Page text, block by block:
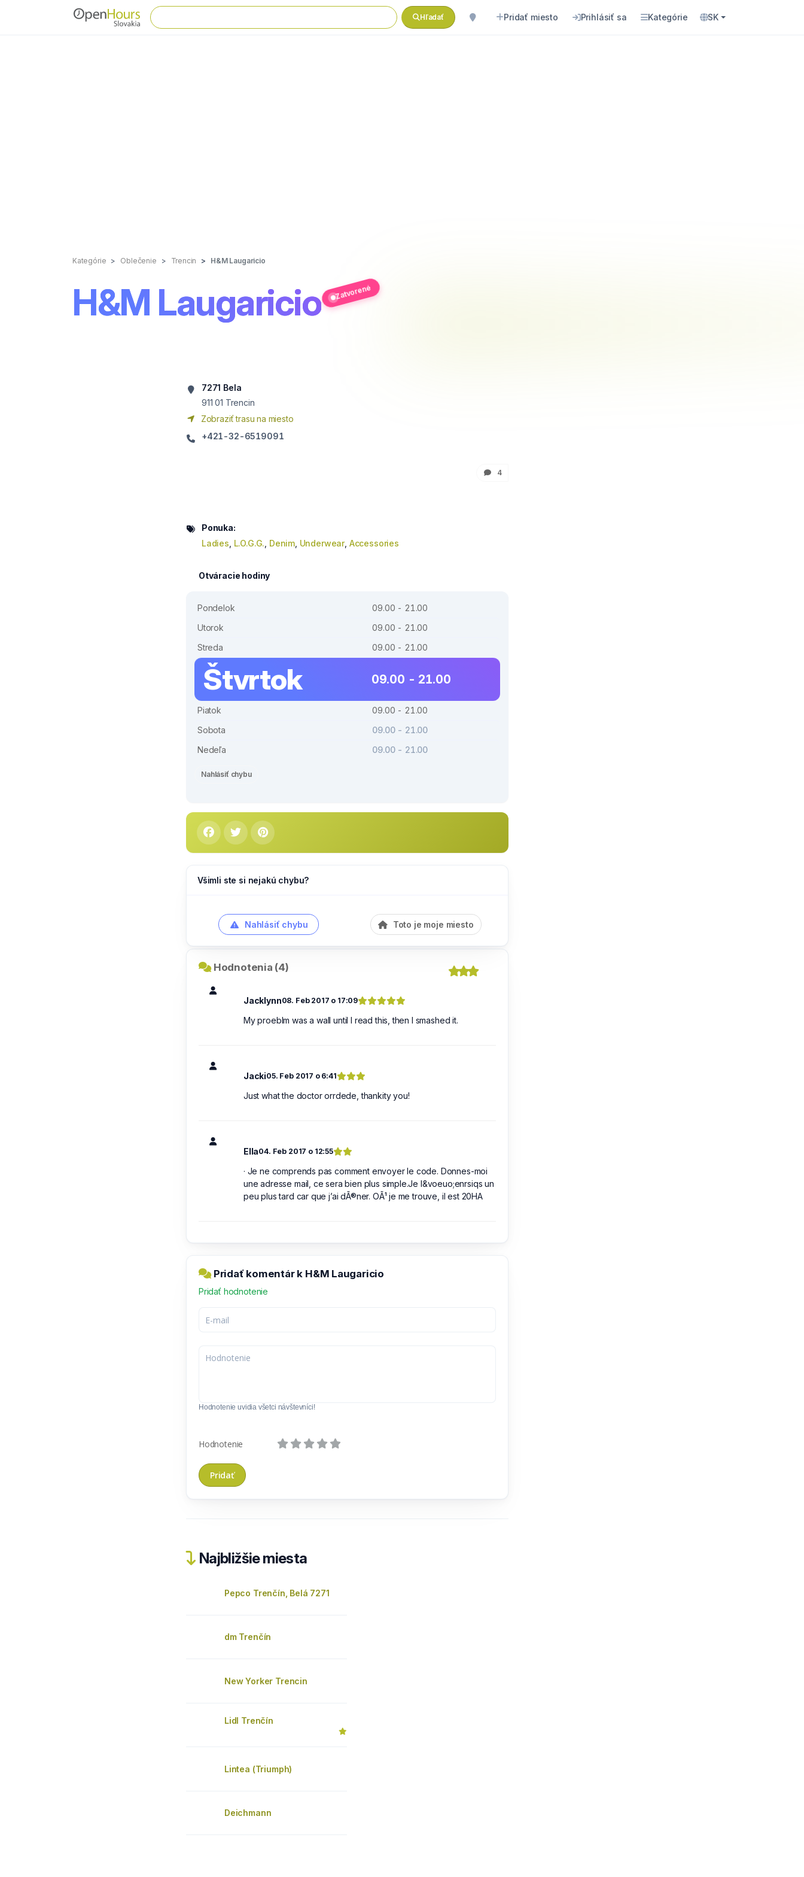
Hľadať Pridať miesto Prihlásiť sa Kategórie SK
Kategórie Oblečenie Trencin H&M Laugaricio
H&M Laugaricio Zatvorené
7271 Bela
911 01 Trencin
Zobraziť trasu na miesto
+421-32-6519091
4
Ponuka:
Ladies L.O.G.G. Denim Underwear, Accessories
Otváracie hodiny
Pondelok
09.00 - 21.00
Utorok
09.00 - 21.00
Streda
09.00 - 21.00
Štvrtok 09.00 - 21.00
Piatok
09.00 - 21.00
Sobota
09.00 - 21.00
Nedeľa
09.00 - 21.00
Nahlásiť chybu
Všimli ste si nejakú chybu?
Nahlásiť chybu Toto je moje miesto
Hodnotenia (4)
Jacklynn08. Feb 2017 o 17:09
My proeblm was a wall until I read this, then I smashed it.
Jacki05. Feb 2017 o 6:41
Just what the doctor orrdede, thankity you!
Ella04. Feb 2017 o 12:55
· Je ne comprends pas comment envoyer le code. Donnes-moi
une adresse mail, ce sera bien plus simple.Je l&voeuo;enrsiqs un
peu plus tard car que j’ai dÃ®ner. OÃ¹ je me trouve, il est 20HA
Pridať komentár k H&M Laugaricio
Pridať hodnotenie
Hodnotenie uvidia všetci návštevníci!
Hodnotenie
Najbližšie miesta
Pepco Trenčín, Belá 7271
dm Trenčín
New Yorker Trencin
Lidl Trenčín
Lintea (Triumph)
Deichmann